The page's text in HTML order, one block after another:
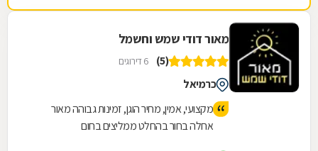
מאור דודי שמש וחשמל
(5) 6 דירוגים
כרמיאל
מקצועי, אמין, מחיר הוגן, זמינות גבוהה מאור
אחלה בחור בהחלט ממליצים בחום